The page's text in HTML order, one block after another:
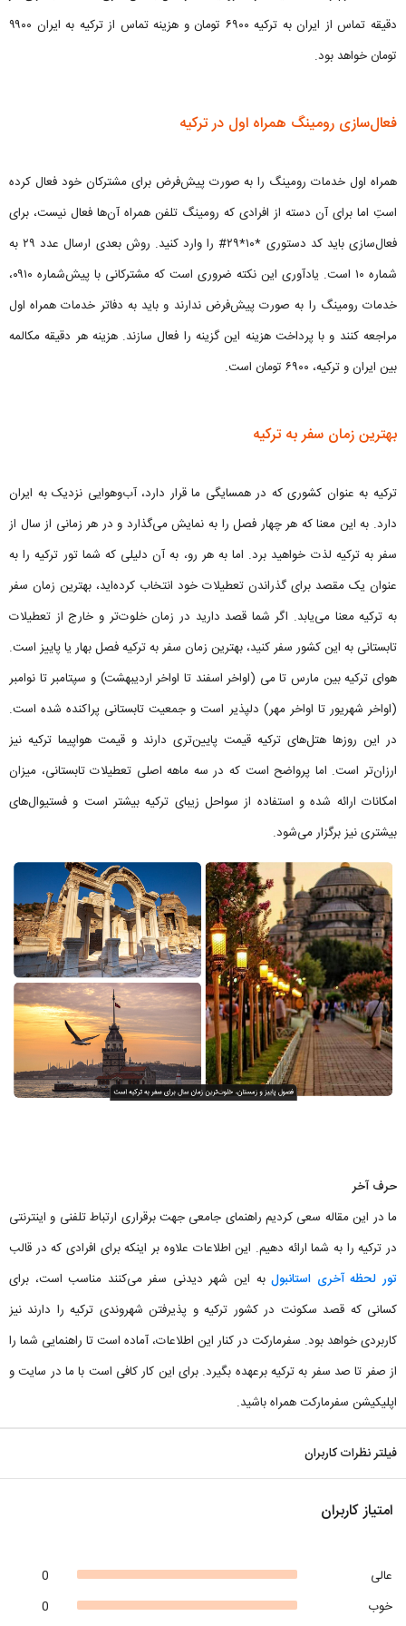
دقیقه تماس از ایران به ترکیه ۶۹۰۰ تومان و هزینه تماس از ترکیه به ایران ۹۹۰۰
تومان خواهد بود.
فعال‌سازی رومینگ همراه اول در ترکیه
همراه اول خدمات رومینگ را به صورت پیش‌فرض برای مشترکان خود فعال کرده
استِ اما برای آن دسته از افرادی که رومینگ تلفن همراه آن‌ها فعال نیست، برای
فعال‌سازی باید کد دستوری *۱۰*۲۹# را وارد کنید. روش بعدی ارسال عدد ۲۹ به
شماره ۱۰ است. یادآوری این نکته ضروری است که مشترکانی با پیش‌شماره ۰۹۱۰،
خدمات رومینگ را به صورت پیش‌فرض ندارند و باید به دفاتر خدمات همراه اول
مراجعه کنند و با پرداخت هزینه این گزینه را فعال سازند. هزینه هر دقیقه مکالمه
بین ایران و ترکیه، ۶۹۰۰ تومان است.
بهترین زمان سفر به ترکیه
ترکیه به عنوان کشوری که در همسایگی ما قرار دارد، آب‌وهوایی نزدیک به ایران
دارد. به این معنا که هر چهار فصل را به نمایش می‌گذارد و در هر زمانی از سال از
سفر به ترکیه لذت خواهید برد. اما به هر رو، به آن دلیلی که شما تور ترکیه را به
عنوان یک مقصد برای گذراندن تعطیلات خود انتخاب کرده‌اید، بهترین زمان سفر
به ترکیه معنا می‌یابد. اگر شما قصد دارید در زمان خلوت‌تر و خارج از تعطیلات
تابستانی به این کشور سفر کنید، بهترین زمان سفر به ترکیه فصل بهار یا پاییز است.
هوای ترکیه بین مارس تا می (اواخر اسفند تا اواخر اردیبهشت) و سپتامبر تا نوامبر
(اواخر شهریور تا اواخر مهر) دلپذیر است و جمعیت تابستانی پراکنده شده است.
در این روزها هتل‌های ترکیه قیمت پایین‌تری دارند و قیمت هواپیما ترکیه نیز
ارزان‌تر است. اما پرواضح است که در سه ماهه اصلی تعطیلات تابستانی، میزان
امکانات ارائه شده و استفاده از سواحل زیبای ترکیه بیشتر است و فستیوال‌های
بیشتری نیز برگزار می‌شود.
حرف آخر
ما در این مقاله سعی کردیم راهنمای جامعی جهت برقراری ارتباط تلفنی و اینترنتی
در ترکیه را به شما ارائه دهیم. این اطلاعات علاوه بر اینکه برای افرادی که در قالب
تور لحظه آخری استانبولبه این شهر دیدنی سفر می‌کنند مناسب است، برای
کسانی که قصد سکونت در کشور ترکیه و پذیرفتن شهروندی ترکیه را دارند نیز
کاربردی خواهد بود. سفرمارکت در کنار این اطلاعات، آماده است تا راهنمایی شما را
از صفر تا صد سفر به ترکیه برعهده بگیرد. برای این کار کافی است با ما در سایت و
اپلیکیشن سفرمارکت همراه باشید.
فیلتر نظرات کاربران
امتیاز کاربران
0
عالی
0
خوب